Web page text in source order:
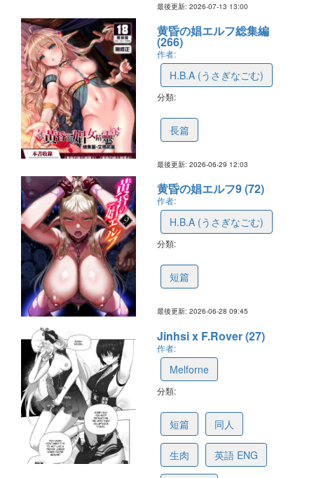
最後更新: 2026-07-13 13:00
黄昏の娼エルフ総集編
(266)
作者:
H.B.A (うさぎなごむ)
分類:
長篇
最後更新: 2026-06-29 12:03
黄昏の娼エルフ9 (72)
作者:
H.B.A (うさぎなごむ)
分類:
短篇
最後更新: 2026-06-28 09:45
Jinhsi x F.Rover (27)
作者:
Melforne
分類:
短篇 同人
生肉 英語 ENG